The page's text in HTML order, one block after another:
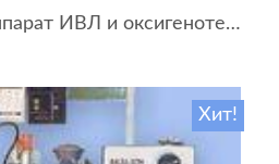
Пневматический аппарат ИВЛ и оксигенотерапии портативный АИВЛп-2/20-«ТМТ»
Хит!